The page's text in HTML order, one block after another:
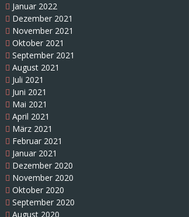
Januar 2022
Dezember 2021
November 2021
Oktober 2021
September 2021
August 2021
Juli 2021
Juni 2021
Mai 2021
April 2021
März 2021
Februar 2021
Januar 2021
Dezember 2020
November 2020
Oktober 2020
September 2020
August 2020